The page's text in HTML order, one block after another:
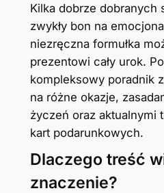
Kilka dobrze dobranych
zwykły bon na
niezręczna formułka
prezentowi cały urok.
kompleksowy poradnik
na różne okazje,
życzeń oraz aktualnymi
kart podarunkowych.
Dlaczego treść
znaczenie?